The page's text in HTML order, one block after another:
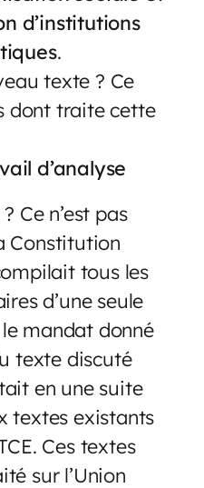
d’institutions
.
texte ? Ce
dont traite cette
d’analyse
Ce n’est pas
Constitution
tous les
d’une seule
mandat donné
texte discuté
en une suite
textes existants
Ces textes
sur l’Union